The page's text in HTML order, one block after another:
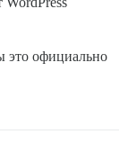
это официально